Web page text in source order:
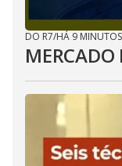
DO R7/HÁ 9 MINUTOS